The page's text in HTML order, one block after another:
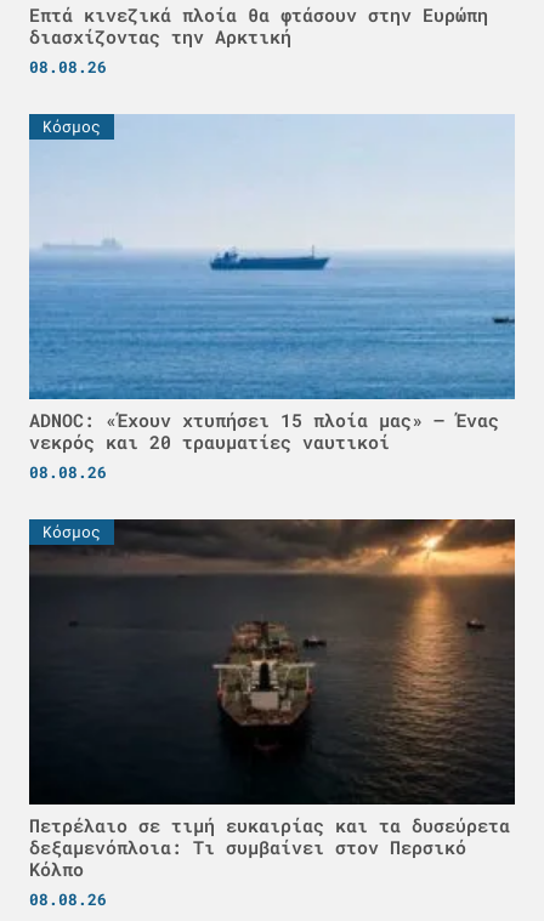
Επτά κινεζικά πλοία θα φτάσουν στην Ευρώπη
διασχίζοντας την Αρκτική
08.08.26
Κόσμος
ADNOC: «Έχουν χτυπήσει 15 πλοία μας» – Ένας
νεκρός και 20 τραυματίες ναυτικοί
08.08.26
Κόσμος
Πετρέλαιο σε τιμή ευκαιρίας και τα δυσεύρετα
δεξαμενόπλοια: Τι συμβαίνει στον Περσικό
Κόλπο
08.08.26